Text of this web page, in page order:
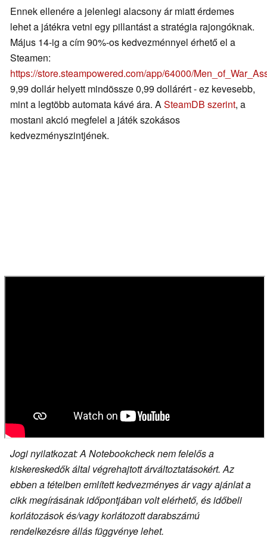
Ennek ellenére a jelenlegi alacsony ár miatt érdemes
lehet a játékra vetni egy pillantást a stratégia rajongóknak.
Május 14-ig a cím 90%-os kedvezménnyel érhető el a
Steamen:
https://store.steampowered.com/app/64000/
9,99 dollár helyett mindössze 0,99 dollárért - ez kevesebb,
mint a legtöbb automata kávé ára. ASteamDB szerint, a
mostani akció megfelel a játék szokásos
kedvezményszintjének.
Jogi nyilatkozat: A Notebookcheck nem felelős a
kiskereskedők által végrehajtott árváltoztatásokért. Az
ebben a tételben említett kedvezményes ár vagy ajánlat a
cikk megírásának időpontjában volt elérhető, és időbeli
korlátozások és/vagy korlátozott darabszámú
rendelkezésre állás függvénye lehet.